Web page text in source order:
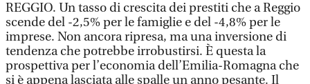
REGGIO. Un tasso di crescita dei prestiti che a Reggio
scende del -2,5% per le famiglie e del -4,8% per le
imprese. Non ancora ripresa, ma una inversione di
tendenza che potrebbe irrobustirsi. È questa la
prospettiva per l’economia dell’Emilia-Romagna che
si è appena lasciata alle spalle un anno pesante. Il